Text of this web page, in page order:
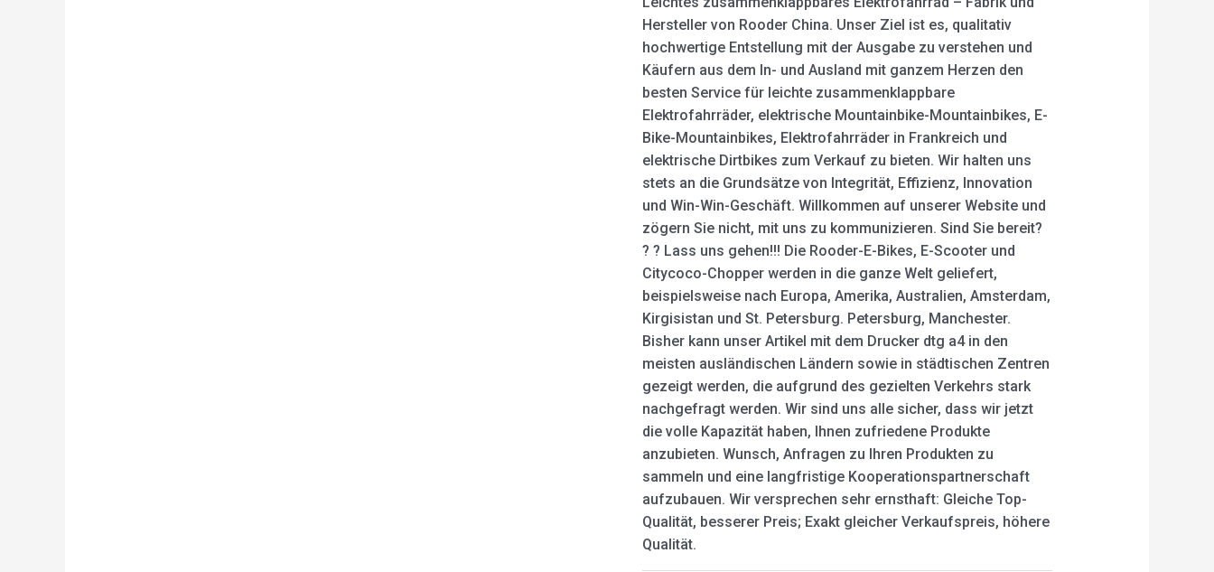
Hersteller von Rooder China. Unser Ziel ist es, qualitativ
hochwertige Entstellung mit der Ausgabe zu verstehen und
Käufern aus dem In- und Ausland mit ganzem Herzen den
besten Service für leichte zusammenklappbare
Elektrofahrräder, elektrische Mountainbike-Mountainbikes, E-
Bike-Mountainbikes, Elektrofahrräder in Frankreich und
elektrische Dirtbikes zum Verkauf zu bieten. Wir halten uns
stets an die Grundsätze von Integrität, Effizienz, Innovation
und Win-Win-Geschäft. Willkommen auf unserer Website und
zögern Sie nicht, mit uns zu kommunizieren. Sind Sie bereit?
? ? Lass uns gehen!!! Die Rooder-E-Bikes, E-Scooter und
Citycoco-Chopper werden in die ganze Welt geliefert,
beispielsweise nach Europa, Amerika, Australien, Amsterdam,
Kirgisistan und St. Petersburg. Petersburg, Manchester.
Bisher kann unser Artikel mit dem Drucker dtg a4 in den
meisten ausländischen Ländern sowie in städtischen Zentren
gezeigt werden, die aufgrund des gezielten Verkehrs stark
nachgefragt werden. Wir sind uns alle sicher, dass wir jetzt
die volle Kapazität haben, Ihnen zufriedene Produkte
anzubieten. Wunsch, Anfragen zu Ihren Produkten zu
sammeln und eine langfristige Kooperationspartnerschaft
aufzubauen. Wir versprechen sehr ernsthaft: Gleiche Top-
Qualität, besserer Preis; Exakt gleicher Verkaufspreis, höhere
Qualität.